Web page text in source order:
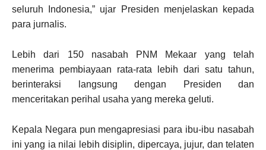
seluruh Indonesia,” ujar Presiden menjelaskan kepada
para jurnalis.
Lebih dari 150 nasabah PNM Mekaar yang telah
menerima pembiayaan rata-rata lebih dari satu tahun,
berinteraksi langsung dengan Presiden dan
menceritakan perihal usaha yang mereka geluti.
Kepala Negara pun mengapresiasi para ibu-ibu nasabah
ini yang ia nilai lebih disiplin, dipercaya, jujur, dan telaten